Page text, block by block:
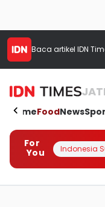
Baca artikel IDN
HomeFoodNews
For
You
Indonesia